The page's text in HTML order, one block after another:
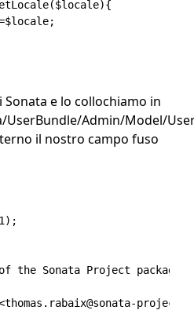
e lo collochiamo in
UserBundle/Admin/Model/
il nostro campo fuso
Sonata Project package.